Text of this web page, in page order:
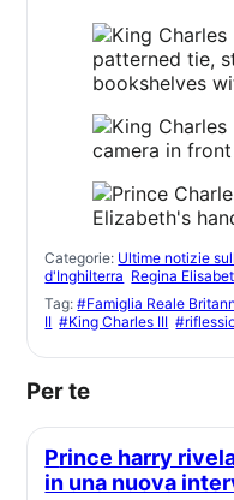
Categorie: Ultime notizie
d'Inghilterra Regina
Tag:#Famiglia Reale
II #King Charles III
Per te
Prince harry rivela le sue molteplici attività
in una nuova